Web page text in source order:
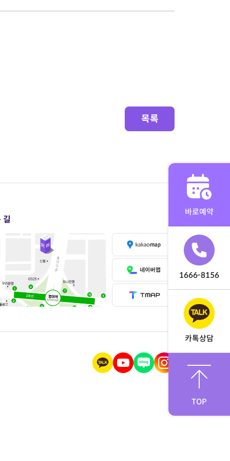
목록
길
바로예약
1666-8156
카톡상담
TOP